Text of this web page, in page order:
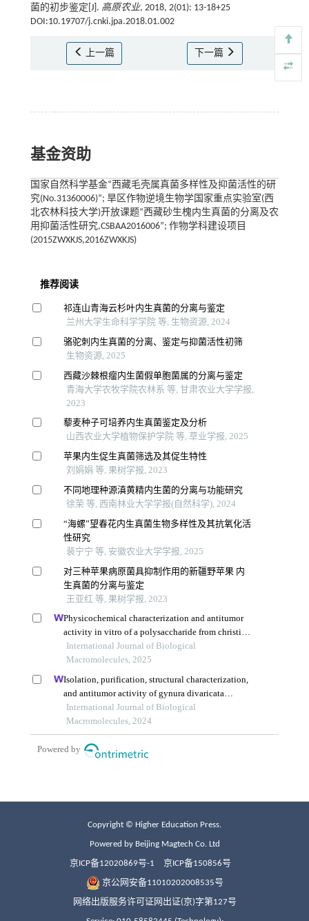
菌的初步鉴定[J]. 高原农业, 2018, 2(01): 13-18+25
DOI:10.19707/j.cnki.jpa.2018.01.002
上一篇 下一篇
基金资助
国家自然科学基金“西藏毛壳属真菌多样性及抑菌活性的研
究(No.31360006)”; 旱区作物逆境生物学国家重点实验室(西
北农林科技大学)开放课题“西藏砂生槐内生真菌的分离及农
用抑菌活性研究,CSBAA2016006”; 作物学科建设项目
(2015ZWXKJS,2016ZWXKJS)
Copyright © Higher Education Press.
Powered by Beijing Magtech Co. Ltd
京ICP备12020869号-1 京ICP备150856号
京公网安备11010202008535号
网络出版服务许可证网出证(京)字第127号